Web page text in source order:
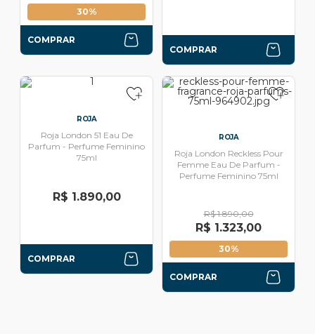
30%
COMPRAR
COMPRAR
ROJA
Roja London 51 Eau De
Parfum - Perfume Feminino
75ml
R$ 1.890,00
COMPRAR
ROJA
Roja London Reckless Pour
Femme Eau De Parfum -
Perfume Feminino 75ml
R$ 1.890,00
R$ 1.323,00
30%
COMPRAR